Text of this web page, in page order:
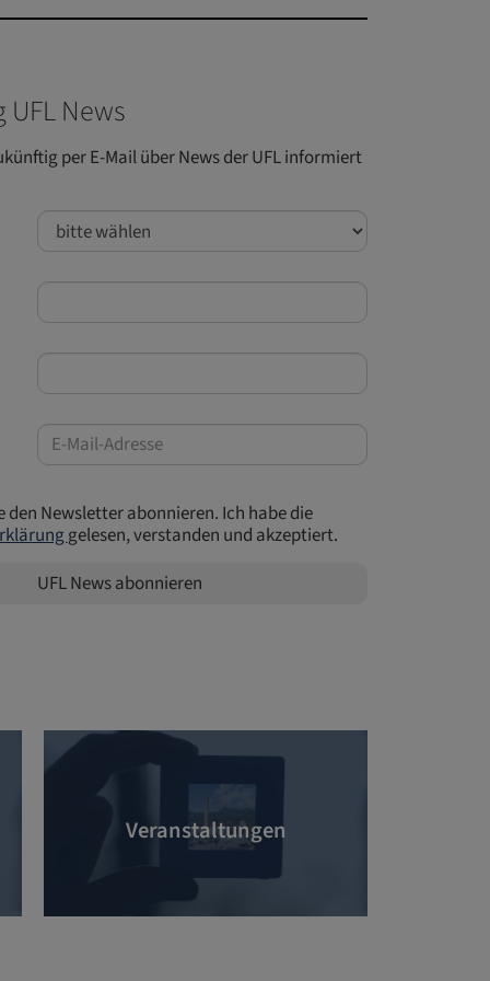
News
per E-Mail über News der UFL informiert
den Newsletter abonnieren. Ich habe die
gelesen, verstanden und akzeptiert.
UFL News abonnieren
Veranstaltungen